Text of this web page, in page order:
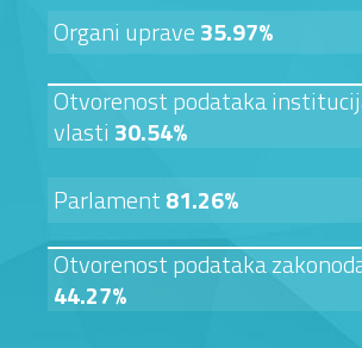
Organi uprave35.97%
Otvorenost podataka
vlasti 30.54%
Parlament81.26%
Otvorenost podataka
44.27%